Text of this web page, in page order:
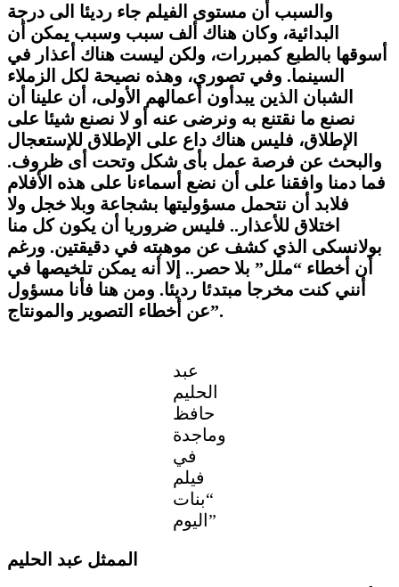
والسبب أن مستوى الفيلم جاء رديئا الى درجة
البدائية، وكان هناك ألف سبب وسبب يمكن أن
أسوقها بالطبع كمبررات، ولكن ليست هناك أعذار في
السينما. وفي تصوري، وهذه نصيحة لكل الزملاء
الشبان الذين يبدأون أعمالهم الأولى، أن علينا أن
نصنع ما نقتنع به ونرضى عنه أو لا نصنع شيئا على
الإطلاق، فليس هناك داع على الإطلاق للإستعجال
والبحث عن فرصة عمل بأى شكل وتحت أى ظروف.
فما دمنا وافقنا على أن نضع أسماءنا على هذه الأفلام
فلابد أن نتحمل مسؤوليتها بشجاعة وبلا خجل ولا
اختلاق للأعذار.. فليس ضروريا أن يكون كل منا
بولانسكى الذي كشف عن موهبته في دقيقتين. ورغم
أن أخطاء “ملل” بلا حصر.. إلا أنه يمكن تلخيصها في
أنني كنت مخرجا مبتدئا رديئا. ومن هنا فأنا مسؤول
عن أخطاء التصوير والمونتاج”.
عبد
الحليم
حافظ
وماجدة
في
فيلم
“بنات
اليوم”
الممثل عبد الحليم